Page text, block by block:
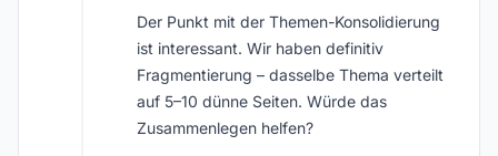
Der Punkt mit der Themen-Konsolidierung
ist interessant. Wir haben definitiv
Fragmentierung – dasselbe Thema verteilt
auf 5–10 dünne Seiten. Würde das
Zusammenlegen helfen?